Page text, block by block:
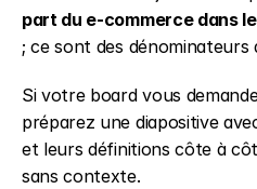
part du e-commerce dans le
; ce sont des dénominateurs
Si votre board vous
préparez une diapositive
et leurs définitions côte à
sans contexte.